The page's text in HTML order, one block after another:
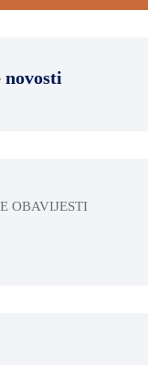
novosti
OBAVIJESTI